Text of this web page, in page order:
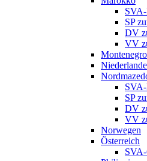
SP
DV
VV
Montenegro
Niederlande
SP
DV
VV
Norwegen
Österreich